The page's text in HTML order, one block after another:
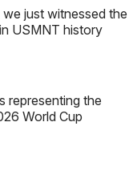
just witnessed the
USMNT history
representing the
World Cup